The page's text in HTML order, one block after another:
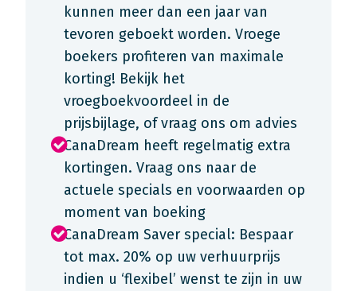
kunnen meer dan een jaar van
tevoren geboekt worden. Vroege
boekers profiteren van maximale
korting! Bekijk het
vroegboekvoordeel in de
prijsbijlage, of vraag ons om advies
CanaDream heeft regelmatig extra
kortingen. Vraag ons naar de
actuele specials en voorwaarden op
moment van boeking
CanaDream Saver special: Bespaar
tot max. 20% op uw verhuurprijs
indien u ‘flexibel’ wenst te zijn in uw